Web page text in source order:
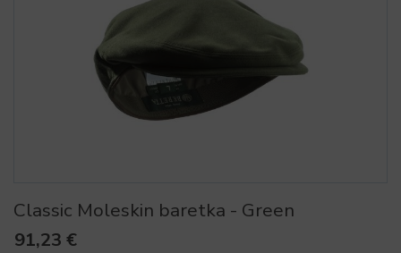
Classic Moleskin baretka - Green
91,23 €